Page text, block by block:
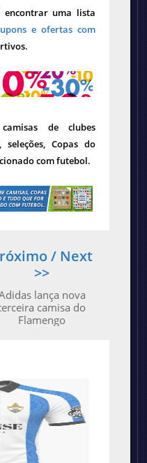
uma lista
e ofertas com
de clubes
seleções, Copas do
com futebol.
/ Next
>>
lança nova
camisa do
Flamengo